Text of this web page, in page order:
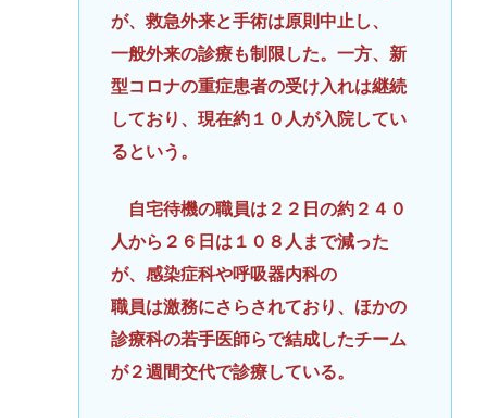
が、救急外来と手術は原則中止し、
一般外来の診療も制限した。一方、新
型コロナの重症患者の受け入れは継続
しており、現在約１０人が入院してい
るという。
自宅待機の職員は２２日の約２４０
人から２６日は１０８人まで減った
が、感染症科や呼吸器内科の
職員は激務にさらされており、ほかの
診療科の若手医師らで結成したチーム
が２週間交代で診療している。